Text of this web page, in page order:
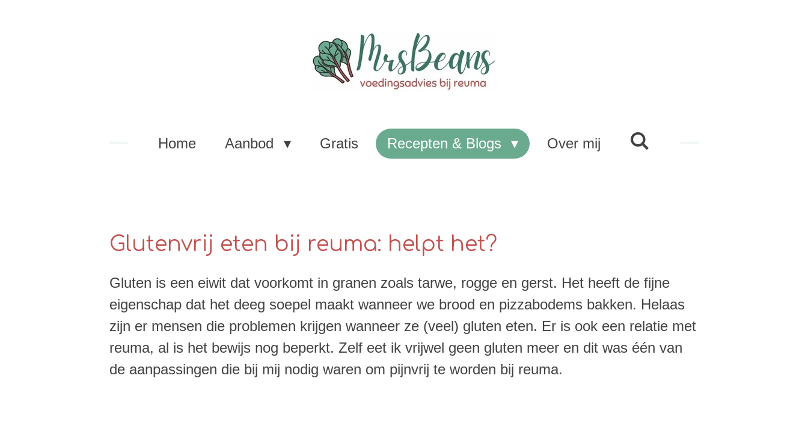
Home Aanbod Gratis Recepten & Blogs Over mij
Glutenvrij eten bij reuma: helpt het?
Gluten is een eiwit dat voorkomt in granen zoals tarwe, rogge en gerst. Het heeft de fijne
eigenschap dat het deeg soepel maakt wanneer we brood en pizzabodems bakken. Helaas
zijn er mensen die problemen krijgen wanneer ze (veel) gluten eten. Er is ook een relatie met
reuma, al is het bewijs nog beperkt. Zelf eet ik vrijwel geen gluten meer en dit was één van
de aanpassingen die bij mij nodig waren om pijnvrij te worden bij reuma.